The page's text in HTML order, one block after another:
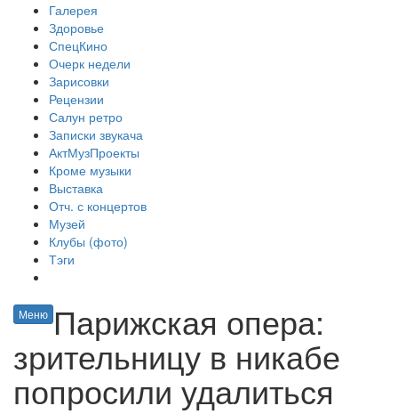
Галерея
Здоровье
СпецКино
Очерк недели
Зарисовки
Рецензии
Салун ретро
Записки звукача
АктМузПроекты
Кроме музыки
Выставка
Отч. с концертов
Музей
Клубы (фото)
Тэги
Меню Парижская опера:
зрительницу в никабе
попросили удалиться